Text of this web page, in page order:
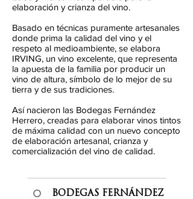
elaboración y crianza del vino.
Basado en técnicas puramente artesanales
donde prima la calidad del vino y el
respeto al medioambiente, se elabora
IRVING, un vino excelente, que representa
la apuesta de la familia por producir un
vino de altura, símbolo de lo mejor de su
tierra y de sus tradiciones.
Así nacieron las Bodegas Fernández
Herrero, creadas para elaborar vinos tintos
de máxima calidad con un nuevo concepto
de elaboración artesanal, crianza y
comercialización del vino de calidad.
BODEGAS FERNÁNDEZ